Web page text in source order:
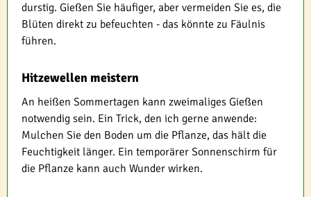
durstig. Gießen Sie häufiger, aber vermeiden Sie es, die
Blüten direkt zu befeuchten - das könnte zu Fäulnis
führen.
Hitzewellen meistern
An heißen Sommertagen kann zweimaliges Gießen
notwendig sein. Ein Trick, den ich gerne anwende:
Mulchen Sie den Boden um die Pflanze, das hält die
Feuchtigkeit länger. Ein temporärer Sonnenschirm für
die Pflanze kann auch Wunder wirken.